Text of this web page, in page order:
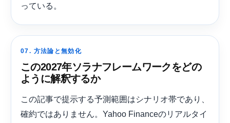
っている。
07. 方法論と無効化
この2027年ソラナフレームワークをどの
ように解釈するか
この記事で提示する予測範囲はシナリオ帯であり、
確約ではありません。Yahoo Financeのリアルタイ